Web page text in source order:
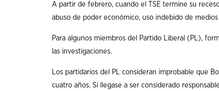
A partir de febrero, cuando el TSE termine su
abuso de poder económico, uso indebido de
Para algunos miembros del Partido Liberal (PL),
las investigaciones.
Los partidarios del PL consideran improbable que
cuatro años. Si llegase a ser considerado